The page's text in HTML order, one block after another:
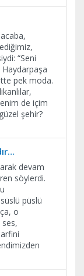
“Seni
pek moda.
de içim
şehir?
devam
söylerdi.
püslü
o